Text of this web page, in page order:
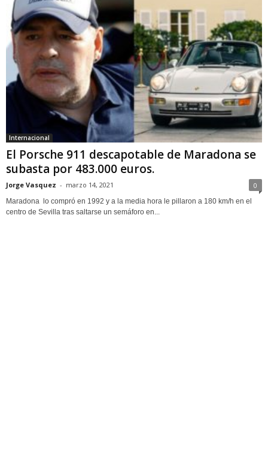
Internacional
El Porsche 911 descapotable de Maradona se
subasta por 483.000 euros.
Jorge Vasquez - marzo 14, 2021 0
Maradona lo compró en 1992 y a la media hora le pillaron a 180 km/h en el
centro de Sevilla tras saltarse un semáforo en...